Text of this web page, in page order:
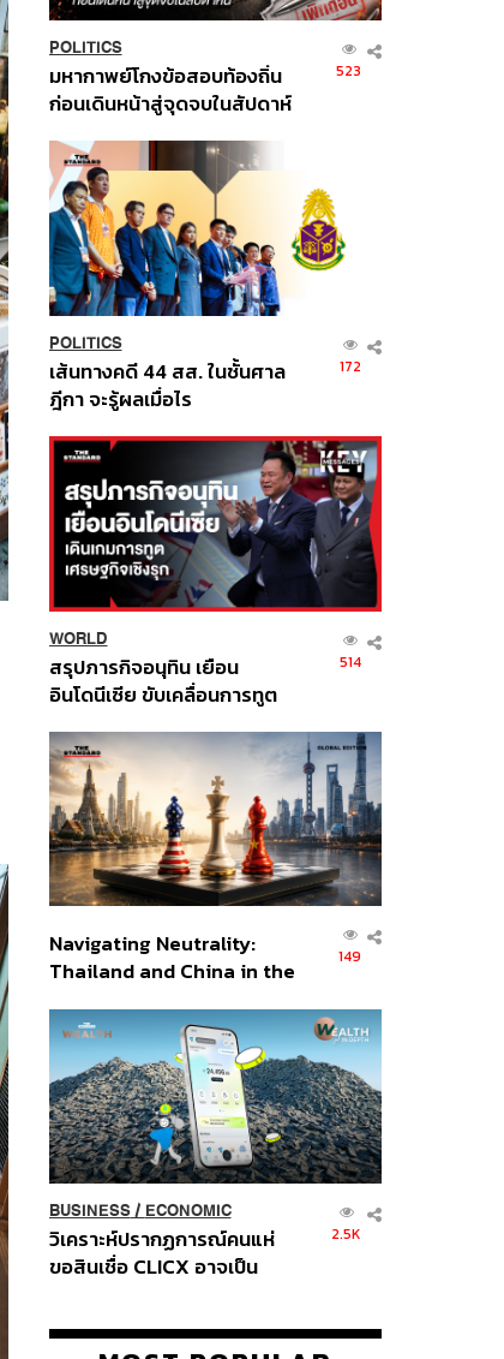
POLITICS
มหากาพย์โกงข้อสอบท้องถิ่น
ก่อนเดินหน้าสู่จุดจบในสัปดาห์
523
POLITICS
เส้นทางคดี 44 สส. ในชั้นศาล
ฎีกา จะรู้ผลเมื่อไร
172
WORLD
สรุปภารกิจอนุทิน เยือน
อินโดนีเซีย ขับเคลื่อนการทูต
ส่วนยุทธศาสตร์ไทย –
อินโดนีเซีย
514
Navigating Neutrality:
Thailand and China in the
Order
149
BUSINESS/ ECONOMIC
วิเคราะห์ปรากฏการณ์คนแห่
ขอสินเชื่อ CLICX อาจเป็น
ปัญหาหนี้ครัวเรือนไทยที่ถูกซุก
2.5K